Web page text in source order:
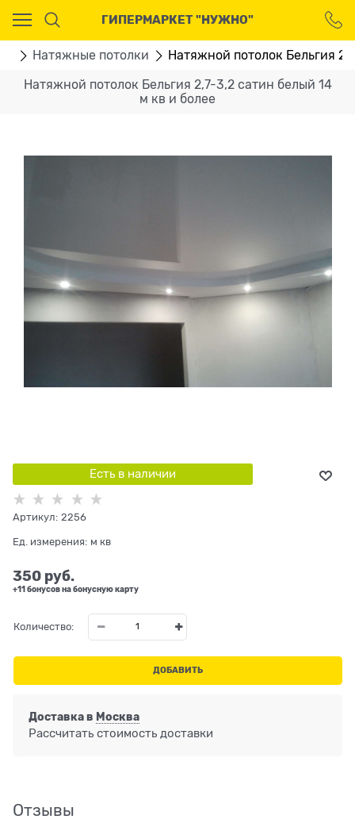
ГИПЕРМАРКЕТ "НУЖНО"
Натяжные потолки Натяжной потолок Бельгия
Натяжной потолок Бельгия 2,7-3,2 сатин белый 14
м кв и более
Есть в наличии
Артикул: 2256
Ед. измерения: м кв
350 руб.
+11 бонусов на бонусную карту
Количество:
ДОБАВИТЬ
Доставка в Москва
Рассчитать стоимость доставки
Отзывы
Ваш город - Москва,
угадали?
ДА НЕТ